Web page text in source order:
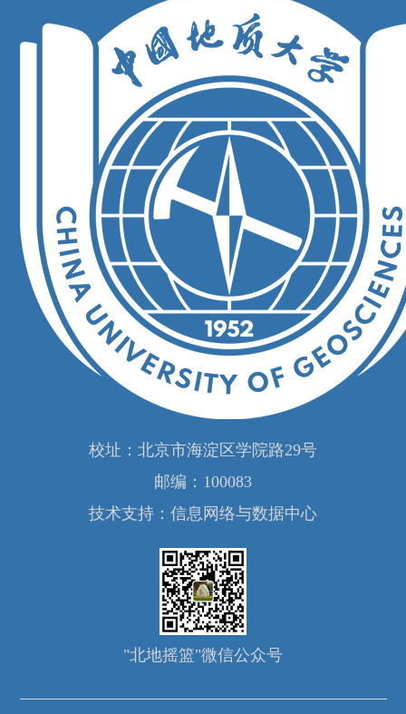
校址：北京市海淀区学院路29号
邮编：100083
技术支持：信息网络与数据中心
"北地摇篮"微信公众号